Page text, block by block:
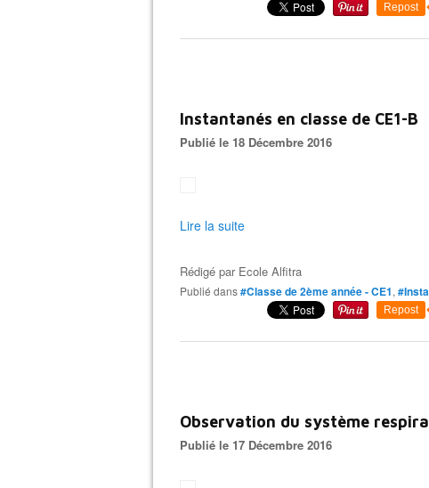
Repost
Instantanés en classe de CE1-B
Publié le 18 Décembre 2016
Lire la suite
Rédigé par Ecole Alfitra
Publié dans#Classe de 2ème année - CE1,
Repost
Observation du système
Publié le 17 Décembre 2016